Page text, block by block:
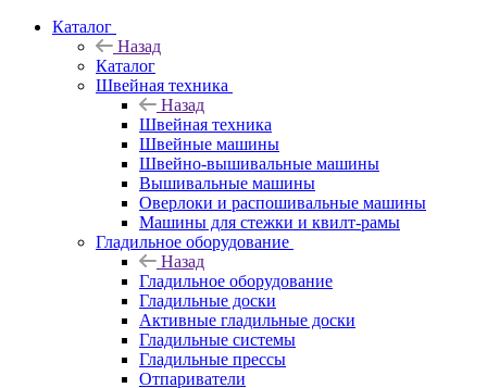
Каталог
Назад
Каталог
Швейная техника
Назад
Швейная техника
Швейные машины
Швейно-вышивальные машины
Вышивальные машины
Оверлоки и распошивальные машины
Машины для стежки и квилт-рамы
Гладильное оборудование
Назад
Гладильное оборудование
Гладильные доски
Активные гладильные доски
Гладильные системы
Гладильные прессы
Отпариватели